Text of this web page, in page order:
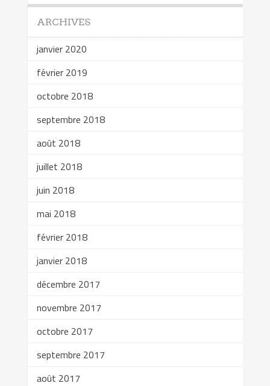
ARCHIVES
janvier 2020
février 2019
octobre 2018
septembre 2018
août 2018
juillet 2018
juin 2018
mai 2018
février 2018
janvier 2018
décembre 2017
novembre 2017
octobre 2017
septembre 2017
août 2017